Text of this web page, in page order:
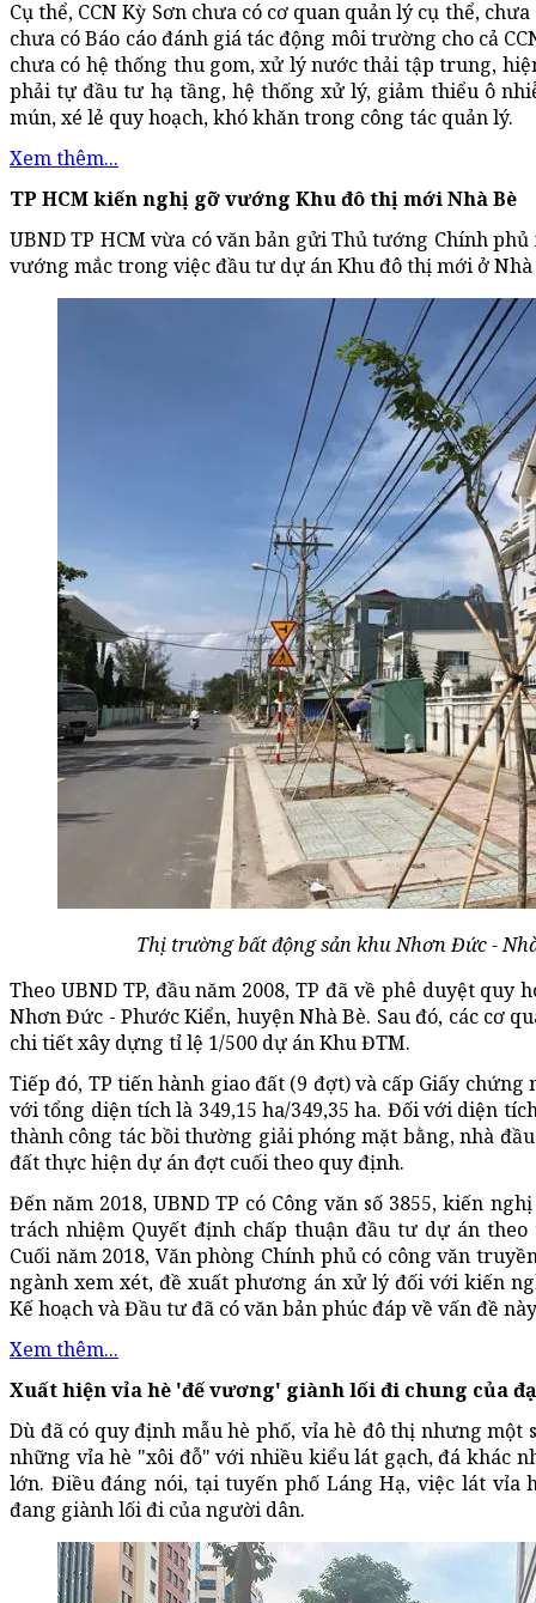
Cụ thể, CCN Kỳ Sơn chưa có cơ quan quản lý cụ thể,
chưa có Báo cáo đánh giá tác động môi trường cho cả
chưa có hệ thống thu gom, xử lý nước thải tập trung,
phải tự đầu tư hạ tầng, hệ thống xử lý, giảm thiểu ô
mún, xé lẻ quy hoạch, khó khăn trong công tác quản lý.
Xem thêm...
TP HCM kiến nghị gỡ vướng Khu đô thị mới Nhà Bè
UBND TP HCM vừa có văn bản gửi Thủ tướng Chính
vướng mắc trong việc đầu tư dự án Khu đô thị mới ở Nhà
Thị trường bất động sản khu Nhơn Đức -
Theo UBND TP, đầu năm 2008, TP đã về phê duyệt
Nhơn Đức - Phước Kiển, huyện Nhà Bè. Sau đó, các cơ
chi tiết xây dựng tỉ lệ 1/500 dự án Khu ĐTM.
Tiếp đó, TP tiến hành giao đất (9 đợt) và cấp Giấy
với tổng diện tích là 349,15 ha/349,35 ha. Đối với diện
thành công tác bồi thường giải phóng mặt bằng, nhà
đất thực hiện dự án đợt cuối theo quy định.
Đến năm 2018, UBND TP có Công văn số 3855, kiến
trách nhiệm Quyết định chấp thuận đầu tư dự án
Cuối năm 2018, Văn phòng Chính phủ có công văn
ngành xem xét, đề xuất phương án xử lý đối với kiến
Kế hoạch và Đầu tư đã có văn bản phúc đáp về vấn đề
Xem thêm...
Xuất hiện vỉa hè 'đế vương' giành lối đi chung của
Dù đã có quy định mẫu hè phố, vỉa hè đô thị nhưng
những vỉa hè "xôi đỗ" với nhiều kiểu lát gạch, đá khác
lớn. Điều đáng nói, tại tuyến phố Láng Hạ, việc lát
đang giành lối đi của người dân.